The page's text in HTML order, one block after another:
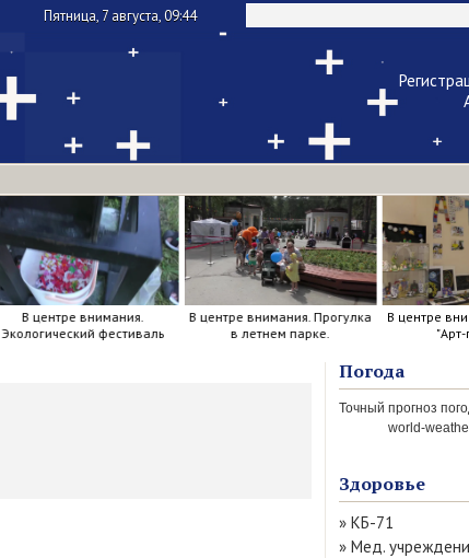
Пятница, 7 августа, 09:44
Чужой
Напомнить
В центре внимания.
Экологический фестиваль
В центре внимания. Прогулка
в летнем парке.
В центре
Погода
world-
Здоровье
» КБ-71
» Мед.